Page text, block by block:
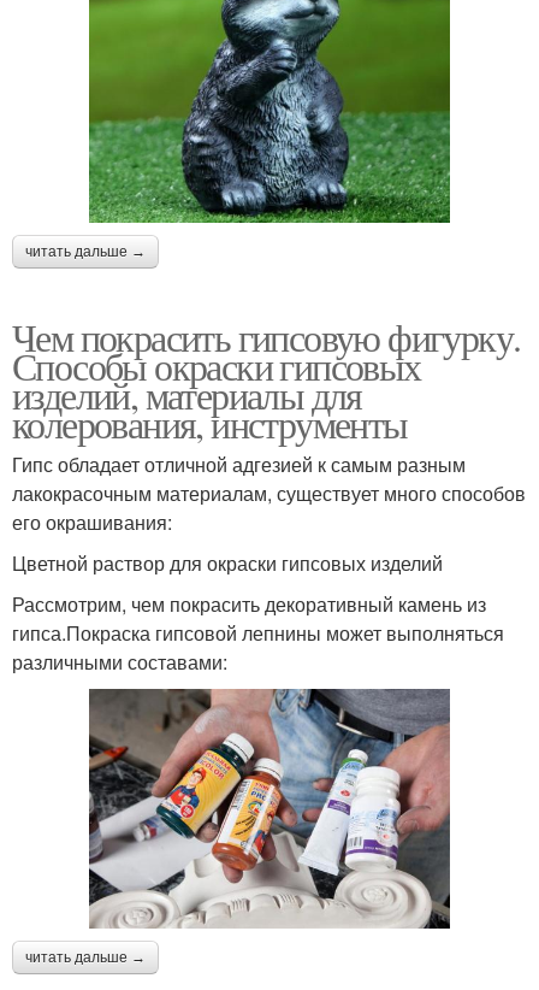
читать дальше →
Чем покрасить гипсовую фигурку.
Способы окраски гипсовых
изделий, материалы для
колерования, инструменты
Гипс обладает отличной адгезией к самым разным
лакокрасочным материалам, существует много способов
его окрашивания:
Цветной раствор для окраски гипсовых изделий
Рассмотрим, чем покрасить декоративный камень из
гипса.Покраска гипсовой лепнины может выполняться
различными составами:
читать дальше →